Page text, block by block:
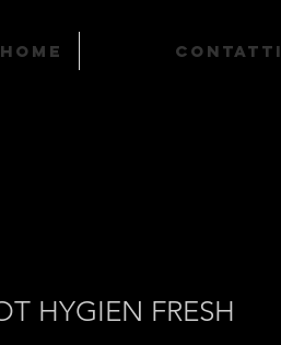
Contatti
HYGIEN FRESH